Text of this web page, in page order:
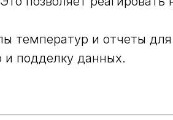
температур и отчеты для
и подделку данных.